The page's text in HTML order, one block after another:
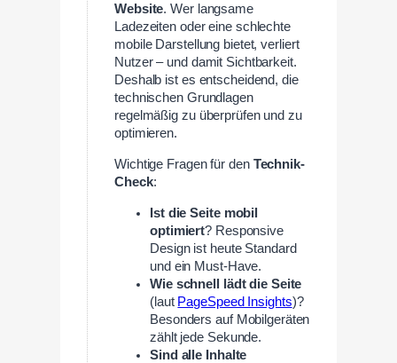
Website. Wer langsame
Ladezeiten oder eine schlechte
mobile Darstellung bietet, verliert
Nutzer – und damit Sichtbarkeit.
Deshalb ist es entscheidend, die
technischen Grundlagen
regelmäßig zu überprüfen und zu
optimieren.
Wichtige Fragen für den Technik-
Check:
Ist die Seite mobil
optimiert? Responsive
Design ist heute Standard
und ein Must-Have.
Wie schnell lädt die Seite
(laut PageSpeed Insights)?
Besonders auf Mobilgeräten
zählt jede Sekunde.
Sind alle Inhalte